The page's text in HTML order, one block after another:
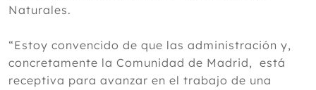
Naturales.
“Estoy convencido de que las administración y,
concretamente la Comunidad de Madrid, está
receptiva para avanzar en el trabajo de una